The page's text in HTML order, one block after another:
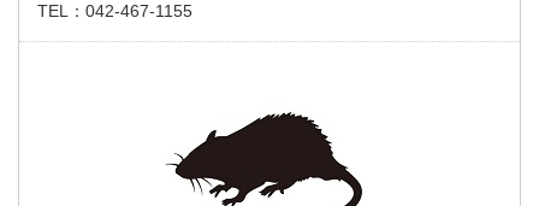
TEL： 042-467-1155